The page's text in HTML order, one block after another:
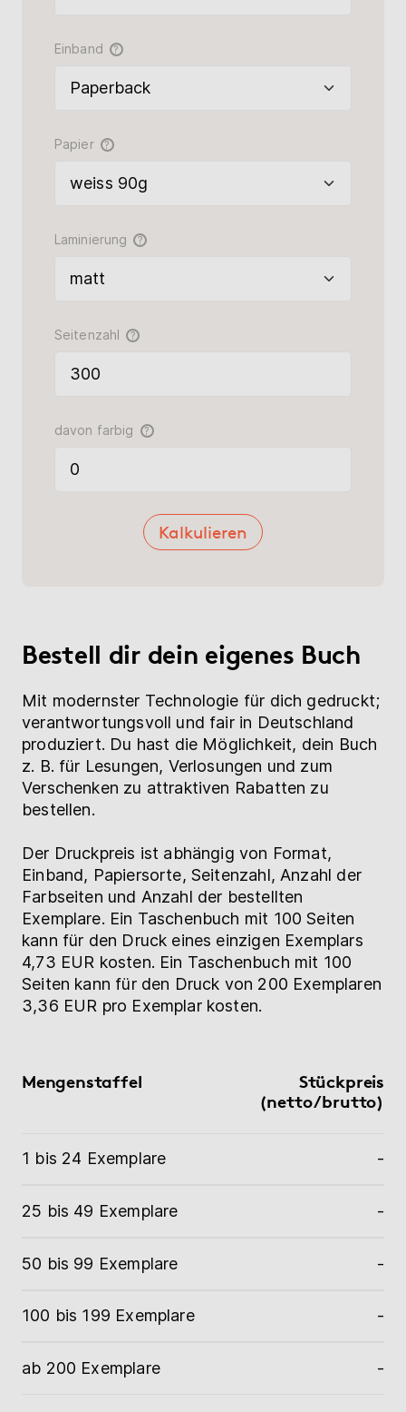
Einband ?
Papier ?
Laminierung ?
Seitenzahl ?
davon farbig ?
Kalkulieren
Bestell dir dein eigenes Buch
Mit modernster Technologie für dich gedruckt;
verantwortungsvoll und fair in Deutschland
produziert. Du hast die Möglichkeit, dein Buch
z. B. für Lesungen, Verlosungen und zum
Verschenken zu attraktiven Rabatten zu
bestellen.
Der Druckpreis ist abhängig von Format,
Einband, Papiersorte, Seitenzahl, Anzahl der
Farbseiten und Anzahl der bestellten
Exemplare. Ein Taschenbuch mit 100 Seiten
kann für den Druck eines einzigen Exemplars
4,73 EUR kosten. Ein Taschenbuch mit 100
Seiten kann für den Druck von 200 Exemplaren
3,36 EUR pro Exemplar kosten.
Mengenstaffel
Stückpreis
(netto/brutto)
1 bis 24 Exemplare -
25 bis 49 Exemplare -
50 bis 99 Exemplare -
100 bis 199 Exemplare -
ab 200 Exemplare -